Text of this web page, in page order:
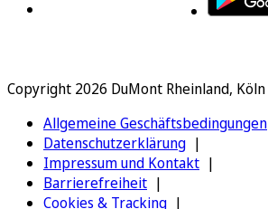
Copyright 2026 DuMont Rheinland, Köln
Allgemeine Geschäftsbedingungen
Datenschutzerklärung
Impressum und Kontakt
Barrierefreiheit
Cookies & Tracking